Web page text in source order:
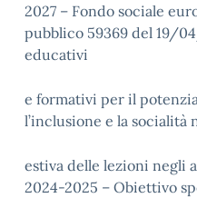
2027 – Fondo sociale
pubblico 59369 del 19/
educativi
e formativi per il
l’inclusione e la socialità
estiva delle lezioni negli
2024-2025 – Obiettivo